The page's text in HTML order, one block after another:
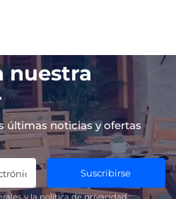
nuestra
últimas noticias y ofertas
Suscribirse
y lapolítica de privacidad